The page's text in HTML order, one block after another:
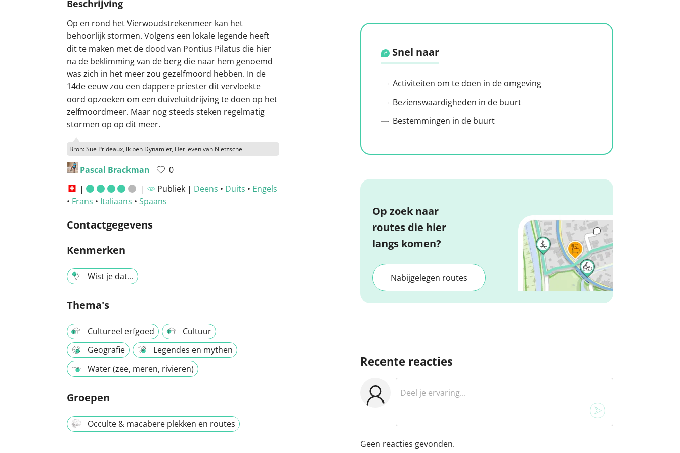
Beschrijving
Op en rond het Vierwoudstrekenmeer kan het
behoorlijk stormen. Volgens een lokale legende heeft
dit te maken met de dood van Pontius Pilatus die hier
na de beklimming van de berg die naar hem genoemd
was zich in het meer zou gezelfmoord hebben. In de
14de eeuw zou een dappere priester dit vervloekte
oord opzoeken om een duiveluitdrijving te doen op het
zelfmoordmeer. Maar nog steeds steken regelmatig
stormen op op dit meer.
Bron: Sue Prideaux, Ik ben Dynamiet, Het leven van Nietzsche
Pascal Brackman
0
|
| Publiek | Deens • Duits • Engels
• Frans • Italiaans • Spaans
Contactgegevens
Kenmerken
Wist je dat...
Thema's
Cultureel erfgoed
Cultuur
Geografie
Legendes en mythen
Water (zee, meren, rivieren)
Groepen
Occulte & macabere plekken en routes
Snel naar
Activiteiten om te doen in de omgeving
Bezienswaardigheden in de buurt
Bestemmingen in de buurt
Op zoek naar
routes die hier
langs komen?
Nabijgelegen routes
Recente reacties
Geen reacties gevonden.